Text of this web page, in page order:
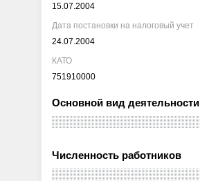
15.07.2004
Дата постановки на налоговый учет
24.07.2004
КАТО
751910000
Основной вид деятельности
Численность работников